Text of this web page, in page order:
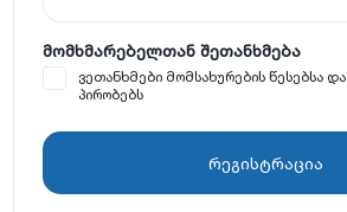
მომხმარებელთან შეთანხმება
ვეთანხმები მომსახურების წესებსა და
პირობებს